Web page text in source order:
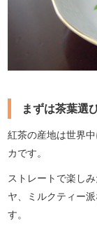
まずは茶葉選
紅茶の産地は世界
カです。
ストレートで楽し
ヤ、ミルクティー
す。